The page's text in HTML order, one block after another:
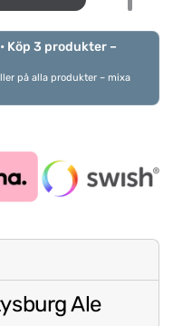
Köp 3 produkter –
på alla produkter – mixa
Ale